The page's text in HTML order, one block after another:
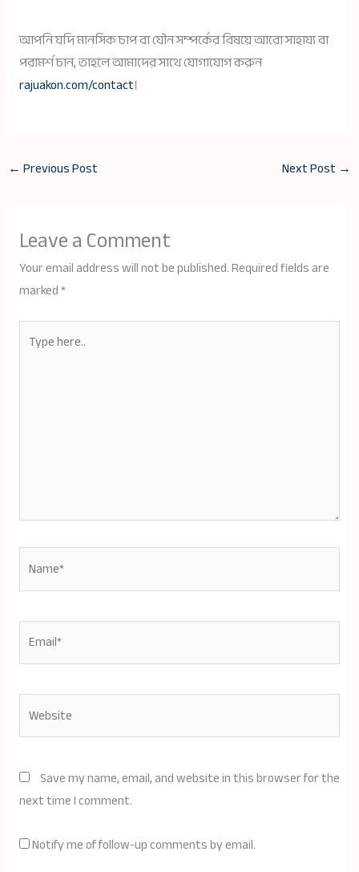
আপনি যদি মানসিক চাপ বা যৌন সম্পর্কের বিষয়ে আরো সাহায্য বা
পরামর্শ চান, তাহলে আমাদের সাথে যোগাযোগ করুন
rajuakon.com/contact।
← Previous Post Next Post →
Leave a Comment
Your email address will not be published.Required fields are
marked*
here..
Save my name, email, and website in this browser for the
next time I comment.
Notify me of follow-up comments by email.